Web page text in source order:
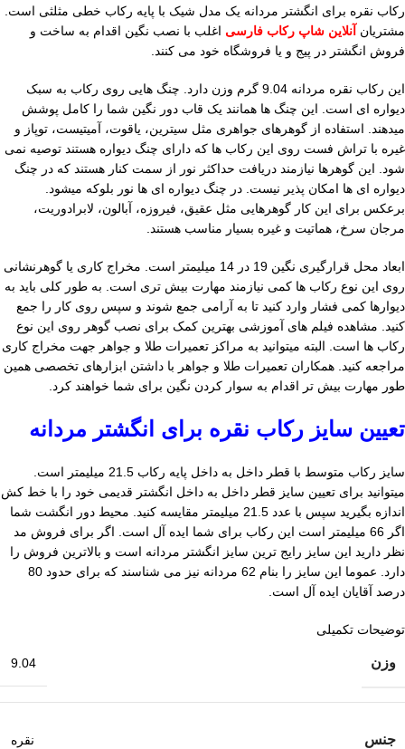
رکاب نقره برای انگشتر مردانه یک مدل شیک با پایه رکاب خطی مثلثی است.
مشتریان آنلاین شاپ رکاب فارسی اغلب با نصب نگین اقدام به ساخت و
فروش انگشتر در پیج و یا فروشگاه خود می کنند.
این رکاب نقره مردانه 9.04 گرم وزن دارد. چنگ هایی روی رکاب به سبک
دیواره ای است. این چنگ ها همانند یک قاب دور نگین شما را کامل پوشش
میدهند. استفاده از گوهرهای جواهری مثل سیترین، یاقوت، آمیتیست، توپاز و
غیره با تراش فست روی این رکاب ها که دارای چنگ دیواره هستند توصیه نمی
شود. این گوهرها نیازمند دریافت حداکثر نور از سمت کنار هستند که در چنگ
دیواره ای ها امکان پذیر نیست. در چنگ دیواره ای ها نور بلوکه میشود.
برعکس برای این کار گوهرهایی مثل عقیق، فیروزه، آبالون، لابرادوریت،
مرجان سرخ، هماتیت و غیره بسیار مناسب هستند.
ابعاد محل قرارگیری نگین 19 در 14 میلیمتر است. مخراج کاری یا گوهرنشانی
روی این نوع رکاب ها کمی نیازمند مهارت بیش تری است. به طور کلی باید به
دیوارها کمی فشار وارد کنید تا به آرامی جمع شوند و سپس روی کار را جمع
کنید. مشاهده فیلم های آموزشی بهترین کمک برای نصب گوهر روی این نوع
رکاب ها است. البته میتوانید به مراکز تعمیرات طلا و جواهر جهت مخراج کاری
مراجعه کنید. همکاران تعمیرات طلا و جواهر با داشتن ابزارهای تخصصی همین
طور مهارت بیش تر اقدام به سوار کردن نگین برای شما خواهند کرد.
تعیین سایز رکاب نقره برای انگشتر مردانه
سایز رکاب متوسط با قطر داخل به داخل پایه رکاب 21.5 میلیمتر است.
میتوانید برای تعیین سایز قطر داخل به داخل انگشتر قدیمی خود را با خط کش
اندازه بگیرید سپس با عدد 21.5 میلیمتر مقایسه کنید. محیط دور انگشت شما
اگر 66 میلیمتر است این رکاب برای شما ایده آل است. اگر برای فروش مد
نظر دارید این سایز رایج ترین سایز انگشتر مردانه است و بالاترین فروش را
دارد. عموما این سایز را بنام 62 مردانه نیز می شناسند که برای حدود 80
درصد آقایان ایده آل است.
توضیحات تکمیلی
وزن 9.04
جنس نقره